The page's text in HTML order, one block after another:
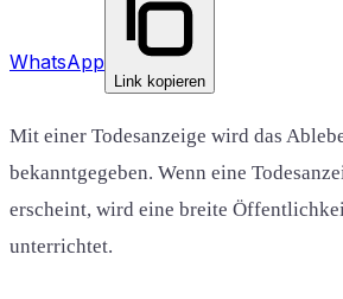
WhatsApp
Link kopieren
Mit einer Todesanzeige wird das
bekanntgegeben. Wenn eine
erscheint, wird eine breite
unterrichtet.